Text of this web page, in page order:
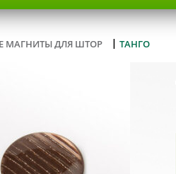
МАГНИТЫ ДЛЯ ШТОР | ТАНГО